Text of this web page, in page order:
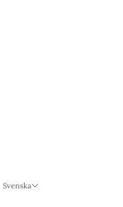
Svenska